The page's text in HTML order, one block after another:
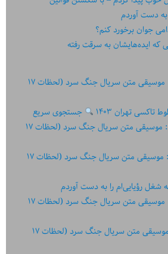
به دست آوردم
جوان برخورد کنم؟
که ایده‏‏‌‏‏‌هایشان به سرقت رفته
قطعه جاده‌ها: موسیقی متن سریال جنگ سرد (لحظات ۱۷
تهران ۱۴۰۳
جستجوی سریع
قطعه جاده‌ها: موسیقی متن سریال جنگ سرد (لحظات ۱۷
قطعه جاده‌ها: موسیقی متن سریال جنگ سرد (لحظات ۱۷
شغل رؤیایی‌ام را به دست آوردم
قطعه جاده‌ها: موسیقی متن سریال جنگ سرد (لحظات ۱۷
قطعه جاده‌ها: موسیقی متن سریال جنگ سرد (لحظات ۱۷